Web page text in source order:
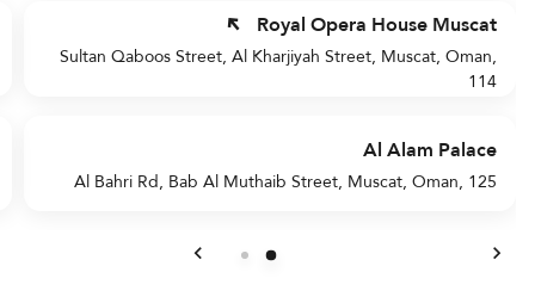
Royal Opera House Muscat
Sultan Qaboos Street, Al Kharjiyah Street, Muscat, Oman,
114
Al Alam Palace
Al Bahri Rd, Bab Al Muthaib Street, Muscat, Oman, 125